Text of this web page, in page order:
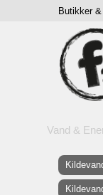
Vand &
Butikker